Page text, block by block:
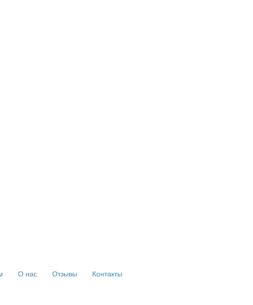
О нас Отзывы Контакты